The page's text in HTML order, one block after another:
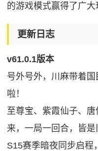
的游戏模式赢得了广大
更新日志
v61.0.1版本
号外号外，川麻带着
啦！
至尊宝、紫霞仙子、
来，一局一回合，皆是
S15赛季暗夜同步启程